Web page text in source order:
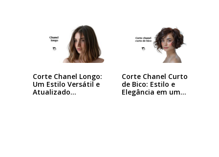
Corte Chanel Longo:
Um Estilo Versátil e
Atualizado…
Corte Chanel Curto
de Bico: Estilo e
Elegância em um…